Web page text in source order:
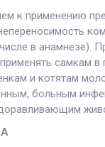
к применению
в анамнезе).
самкам в
и котятам
больным